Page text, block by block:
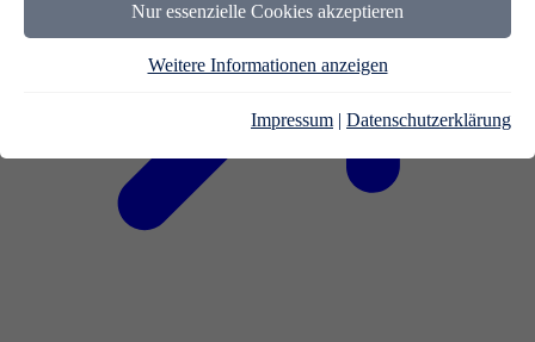
Nur essenzielle Cookies akzeptieren
Weitere Informationen anzeigen
Impressum | Datenschutzerklärung